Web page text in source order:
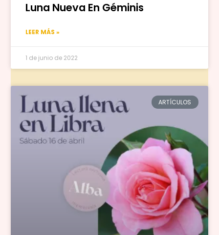
Luna Nueva En Géminis
LEER MÁS »
1 de junio de 2022
ARTÍCULOS